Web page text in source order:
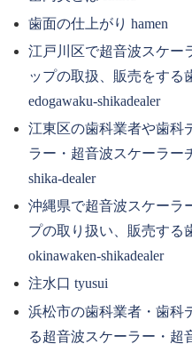
歯面の仕上がり hamen
江戸川区で超音波スケー
ップの取扱、販売をする
edogawaku-shikadealer
江東区の歯科業者や歯科
ラー・超音波スケーラー
shika-dealer
沖縄県で超音波スケーラ
プの取り扱い、販売する
okinawaken-shikadealer
注水口 tyusui
浜松市の歯科業者・歯科
る超音波スケーラー・超